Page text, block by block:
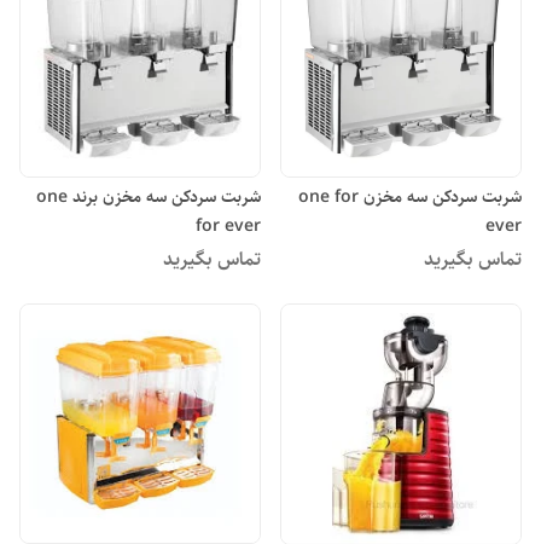
شربت سردکن سه مخزن one for
ever
تماس بگیرید
شربت سردکن سه مخزن برند one
for ever
تماس بگیرید